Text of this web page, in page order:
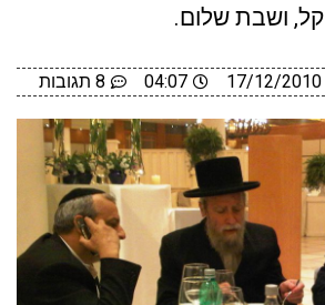
קל, ושבת שלום.
17/12/2010
04:07 8 תגובות